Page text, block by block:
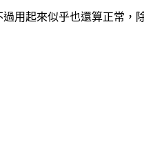
用起來似乎也還算正常